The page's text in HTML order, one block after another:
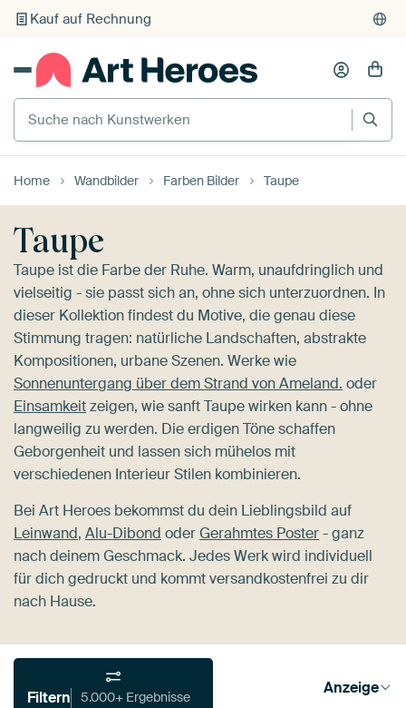
Individueller Druck auf Bestellung
Suche nach Kunstwerken
Home Wandbilder Farben Bilder Taupe
Taupe
Taupe ist die Farbe der Ruhe. Warm, unaufdringlich und
vielseitig - sie passt sich an, ohne sich unterzuordnen. In
dieser Kollektion findest du Motive, die genau diese
Stimmung tragen: natürliche Landschaften, abstrakte
Kompositionen, urbane Szenen. Werke wie
Sonnenuntergang über dem Strand von Ameland. oder
Einsamkeitzeigen, wie sanft Taupe wirken kann - ohne
langweilig zu werden. Die erdigen Töne schaffen
Geborgenheit und lassen sich mühelos mit
verschiedenen Interieur Stilen kombinieren.
Bei Art Heroes bekommst du dein Lieblingsbild auf
Leinwand, Alu-Dibond oderGerahmtes Poster- ganz
nach deinem Geschmack. Jedes Werk wird individuell
für dich gedruckt und kommt versandkostenfrei zu dir
nach Hause.
Filtern 5.000+ Ergebnisse Anzeige